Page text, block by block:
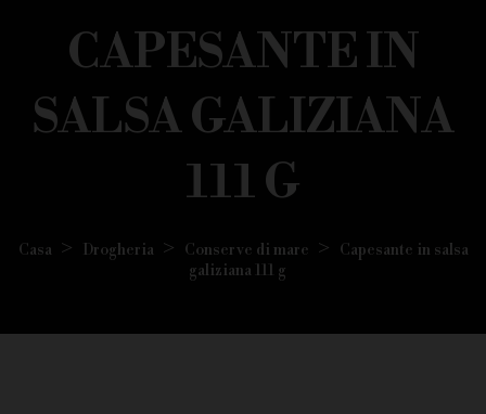
CAPESANTE IN
SALSA GALIZIANA
111 G
Casa Drogheria Conserve di mare
Capesante in salsa
galiziana 111 g